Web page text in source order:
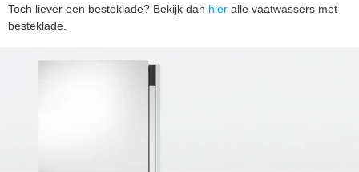
Toch liever een besteklade? Bekijk dan hier alle vaatwassers met
besteklade.